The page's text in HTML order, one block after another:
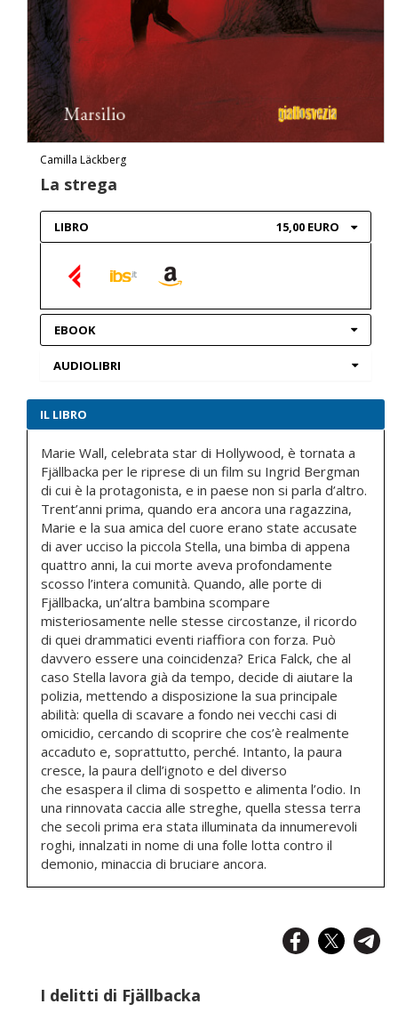
Camilla Läckberg
La strega
LIBRO 15,00 EURO
EBOOK
AUDIOLIBRI
IL LIBRO
Marie Wall, celebrata star di Hollywood, è tornata a
Fjällbacka per le riprese di un film su Ingrid Bergman
di cui è la protagonista, e in paese non si parla d’altro.
Trent’anni prima, quando era ancora una ragazzina,
Marie e la sua amica del cuore erano state accusate
di aver ucciso la piccola Stella, una bimba di appena
quattro anni, la cui morte aveva profondamente
scosso l’intera comunità. Quando, alle porte di
Fjällbacka, un’altra bambina scompare
misteriosamente nelle stesse circostanze, il ricordo
di quei drammatici eventi riaffiora con forza. Può
davvero essere una coincidenza? Erica Falck, che al
caso Stella lavora già da tempo, decide di aiutare la
polizia, mettendo a disposizione la sua principale
abilità: quella di scavare a fondo nei vecchi casi di
omicidio, cercando di scoprire che cos’è realmente
accaduto e, soprattutto, perché. Intanto, la paura
cresce, la paura dell’ignoto e del diverso
che esaspera il clima di sospetto e alimenta l’odio. In
una rinnovata caccia alle streghe, quella stessa terra
che secoli prima era stata illuminata da innumerevoli
roghi, innalzati in nome di una folle lotta contro il
demonio, minaccia di bruciare ancora.
I delitti di Fjällbacka